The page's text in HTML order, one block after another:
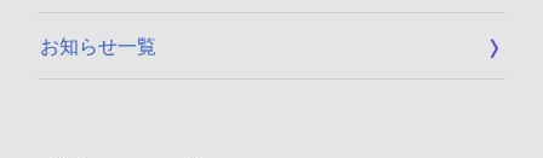
お知らせ一覧